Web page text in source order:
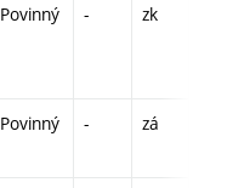
Povinný - zk
Povinný - zá